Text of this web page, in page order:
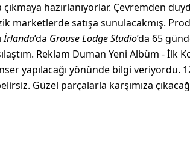
hazırlanıyorlar. Çevremden
marketlerde satışa sunulacakmış.
İrlanda’da Grouse Lodge Studio’da 65
Reklam Duman Yeni Albüm - İlk
yapılacağı yönünde bilgi veriyordu.
Güzel parçalarla karşımıza